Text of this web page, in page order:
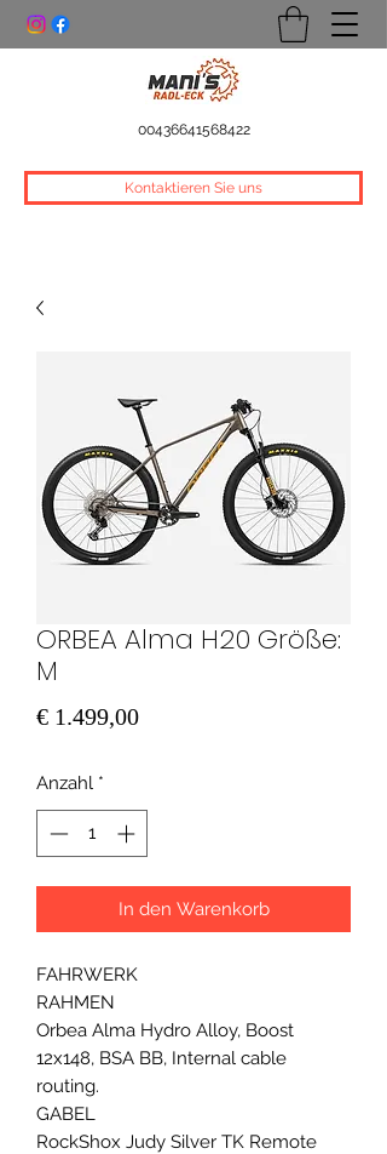
00436641568422
Kontaktieren Sie uns
ORBEA Alma H20 Größe:
M
€ 1.499,00Preis
Anzahl *
In den Warenkorb
FAHRWERK
RAHMEN
Orbea Alma Hydro Alloy, Boost
12x148, BSA BB, Internal cable
routing.
GABEL
RockShox Judy Silver TK Remote